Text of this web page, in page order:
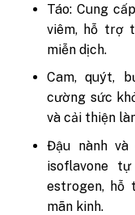
Táo: Cung
viêm, hỗ trợ
miễn dịch.
Cam, quýt,
cường sức
và cải thiện
Đậu nành
isoflavone
estrogen, hỗ
mãn kinh.